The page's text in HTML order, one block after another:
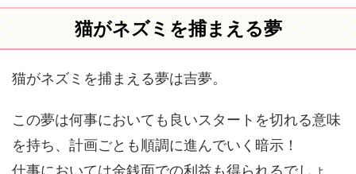
猫がネズミを捕まえる夢
猫がネズミを捕まえる夢は吉夢。
この夢は何事においても良いスタートを切れる意味
を持ち、計画ごとも順調に進んでいく暗示！
仕事においては金銭面での利益も得られるでしょ